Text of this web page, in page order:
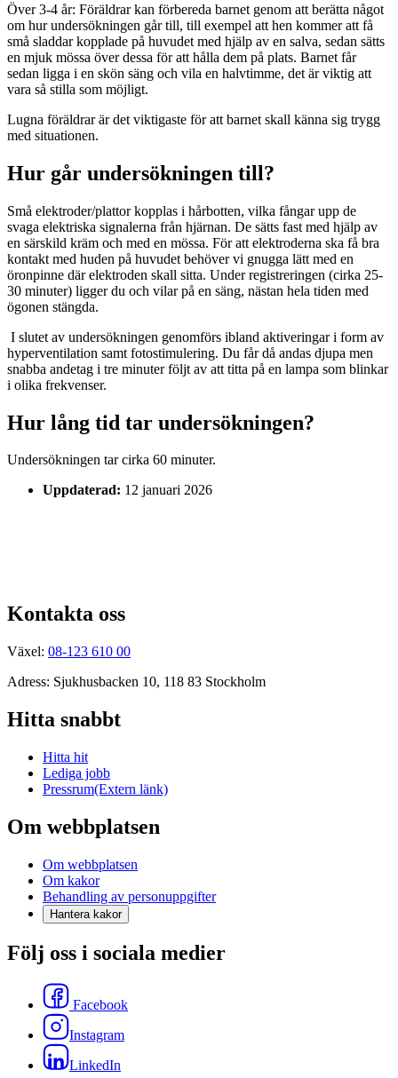
Över 3-4 år: Föräldrar kan förbereda barnet genom att berätta något
om hur undersökningen går till, till exempel att hen kommer att få
små sladdar kopplade på huvudet med hjälp av en salva, sedan sätts
en mjuk mössa över dessa för att hålla dem på plats. Barnet får
sedan ligga i en skön säng och vila en halvtimme, det är viktig att
vara så stilla som möjligt.
Lugna föräldrar är det viktigaste för att barnet skall känna sig trygg
med situationen.
Hur går undersökningen till?
Små elektroder/plattor kopplas i hårbotten, vilka fångar upp de
svaga elektriska signalerna från hjärnan. De sätts fast med hjälp av
en särskild kräm och med en mössa. För att elektroderna ska få bra
kontakt med huden på huvudet behöver vi gnugga lätt med en
öronpinne där elektroden skall sitta. Under registreringen (cirka 25-
30 minuter) ligger du och vilar på en säng, nästan hela tiden med
ögonen stängda.
I slutet av undersökningen genomförs ibland aktiveringar i form av
hyperventilation samt fotostimulering. Du får då andas djupa men
snabba andetag i tre minuter följt av att titta på en lampa som blinkar
i olika frekvenser.
Hur lång tid tar undersökningen?
Undersökningen tar cirka 60 minuter.
Uppdaterad: 12 januari 2026
Kontakta oss
Växel: 08-123 610 00
Adress: Sjukhusbacken 10, 118 83 Stockholm
Hitta snabbt
Hitta hit
Lediga jobb
Pressrum(Extern länk)
Om webbplatsen
Om webbplatsen
Om kakor
Behandling av personuppgifter
Hantera kakor
Följ oss i sociala medier
Facebook
Instagram
LinkedIn